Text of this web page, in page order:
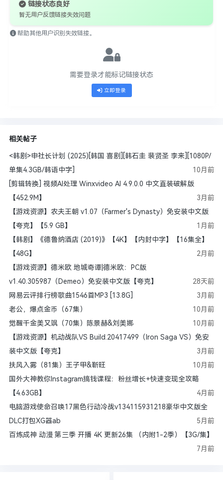
链接状态良好
暂无用户反馈链接失效问题
帮助其他用户识别失效链接。
需要登录才能标记链接状态
立即登录
相关帖子
<韩剧>申社长计划 (2025)[韩国 喜剧][韩石圭 裴贤圣 李来][1080P/
单集4.3GB/韩语中字]
10月前
[剪辑转换] 视频AI处理 Winxvideo AI 4.9.0.0 中文直装破解版
【452.9M】
3月前
【游戏资源】农夫王朝 v1.07（Farmer's Dynasty）免安装中文版
【夸克】【5.9 GB】
1月前
【韩剧】《德鲁纳酒店 (2019)》【4K】【内封中字】【16集全】
【48G】
2月前
【游戏资源】德米欧 地城奇谭|德米欧：PC版
v1.40.305987（Demeo）免安装中文版【夸克】
28天前
网易云评排行榜歌曲1546首MP3 [13.8G]
3月前
老公，爆点金币（67集）
10月前
觉醒千金美又飒（70集）陈景赫&刘美娜
10月前
【游戏资源】机动战队VS Build.20417499（Iron Saga VS）免安
装中文版【夸克】
3月前
扶风入雾（81集）王子甲&靳旺
10月前
国外大神教你Instagram搞钱课程：粉丝增长+快速变现全攻略
【4.63GB】
4月前
电脑游戏使命召唤17黑色行动冷战v134115931218豪华中文版全
DLC打包XG器ab
5月前
百炼成神 动漫 第三季 开播 4K 更新26集 （内附1-2季）【3G/集】
7月前